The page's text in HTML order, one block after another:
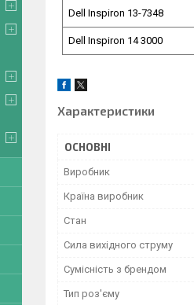
Dell Inspiron 13-7348
Dell Inspiron 14 3000
Характеристики
ОСНОВНІ
Виробник
Країна виробник
Стан
Сила вихідного струму
Сумісність з брендом
Тип роз'єму